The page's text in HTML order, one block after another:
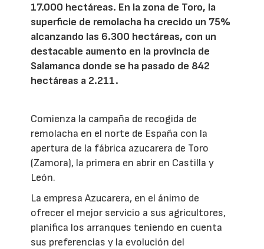
17.000 hectáreas. En la zona de Toro, la
superficie de remolacha ha crecido un 75%
alcanzando las 6.300 hectáreas, con un
destacable aumento en la provincia de
Salamanca donde se ha pasado de 842
hectáreas a 2.211.
Comienza la campaña de recogida de
remolacha en el norte de España con la
apertura de la fábrica azucarera de Toro
(Zamora), la primera en abrir en Castilla y
León.
La empresa Azucarera, en el ánimo de
ofrecer el mejor servicio a sus agricultores,
planifica los arranques teniendo en cuenta
sus preferencias y la evolución del